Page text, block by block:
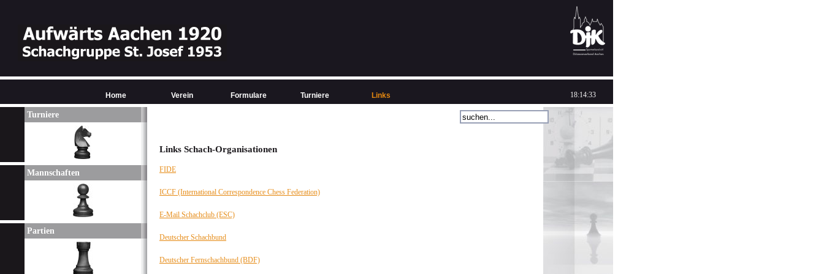
Turniere
Mannschaften
Partien
Links Schach-Organisationen
FIDE
ICCF (International Correspondence Chess Federation)
E-Mail Schachclub (ESC)
Deutscher Schachbund
Deutscher Fernschachbund (BDF)
Home Verein Formulare Turniere Links 18:14:33